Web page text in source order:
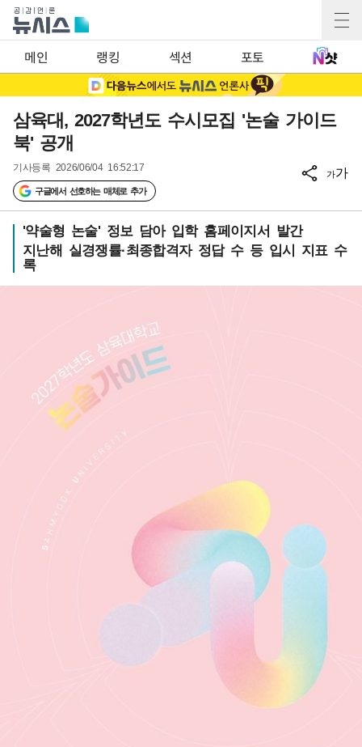
메인 랭킹 섹션 포토
삼육대, 2027학년도 수시모집 '논술 가이드
북' 공개
기사등록 2026/06/04 16:52:17
구글에서 선호하는 매체로 추가
가가
'약술형 논술' 정보 담아 입학 홈페이지서 발간
지난해 실경쟁률·최종합격자 정답 수 등 입시 지표 수
록